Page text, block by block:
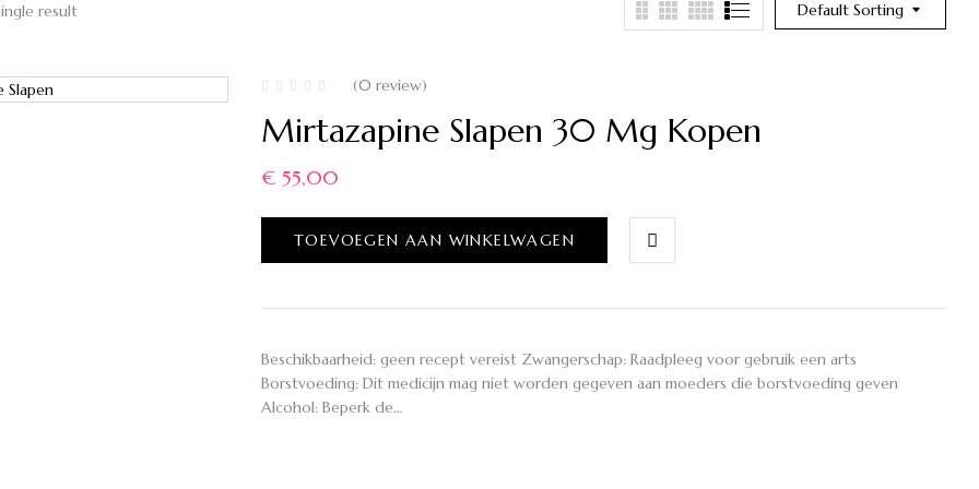
Default Sorting
result
(0 review)
Mirtazapine Slapen 30 Mg Kopen
€ 55,00
TOEVOEGEN AAN WINKELWAGEN
Beschikbaarheid: geen recept vereist Zwangerschap: Raadpleeg voor gebruik een arts
Borstvoeding: Dit medicijn mag niet worden gegeven aan moeders die borstvoeding geven
Alcohol: Beperk de…